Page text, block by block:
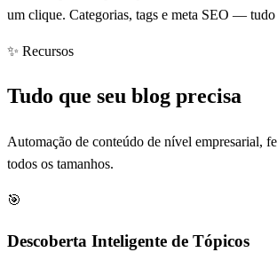
um clique. Categorias, tags e meta SEO —
✨ Recursos
Tudo que seu blog precisa
Automação de conteúdo de nível empresarial,
todos os tamanhos.
🎯
Descoberta Inteligente de Tópicos